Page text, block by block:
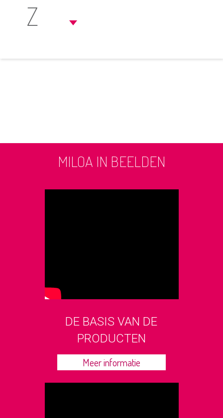
Z
MILOA IN BEELDEN
DE BASIS VAN DE
PRODUCTEN
Meer informatie